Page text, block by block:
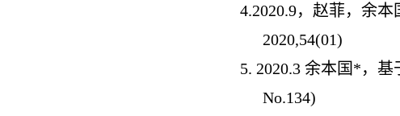
4.2020.9，赵菲，余
2020,54(01)
5. 2020.3 余本国*，基
No.134)